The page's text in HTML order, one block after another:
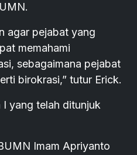
agar pejabat yang
memahami
sebagaimana pejabat
birokrasi,” tutur Erick.
I yang telah ditunjuk
Imam Apriyanto